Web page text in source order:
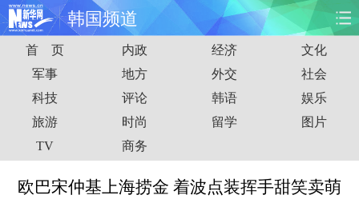
韩国频道
首页 时政 国际 财经
娱乐 体育 人事 教育
时尚 思客
港澳 台湾 华人 汽车
首 页 内政 经济
文化
军事
地方 外交
社会
科技
评论 韩语
娱乐
旅游
时尚 留学
图片
TV
商务
欧巴宋仲基上海捞金 着波点装挥手甜笑卖萌